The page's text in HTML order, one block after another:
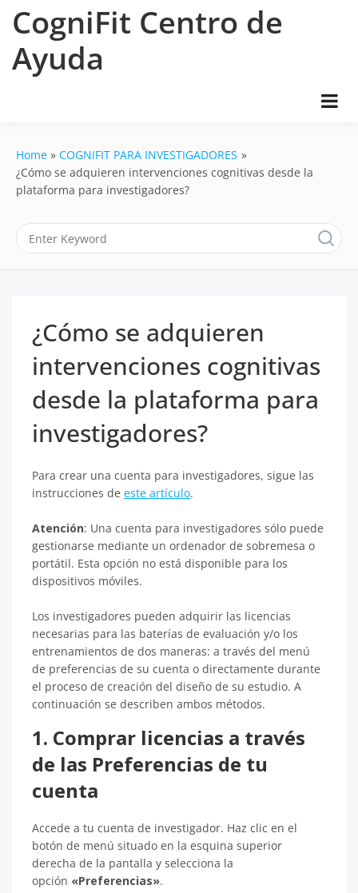
CogniFit Centro de
Ayuda
Home
COGNIFIT PARA INVESTIGADORES
¿Cómo se adquieren intervenciones cognitivas desde la
plataforma para investigadores?
¿Cómo se adquieren
intervenciones cognitivas
desde la plataforma para
investigadores?
Para crear una cuenta para investigadores, sigue las
instrucciones de este artículo.
Atención: Una cuenta para investigadores sólo puede
gestionarse mediante un ordenador de sobremesa o
portátil. Esta opción no está disponible para los
dispositivos móviles.
Los investigadores pueden adquirir las licencias
necesarias para las baterías de evaluación y/o los
entrenamientos de dos maneras: a través del menú
de preferencias de su cuenta o directamente durante
el proceso de creación del diseño de su estudio. A
continuación se describen ambos métodos.
1. Comprar licencias a través
de las Preferencias de tu
cuenta
Accede a tu cuenta de investigador. Haz clic en el
botón de menú situado en la esquina superior
derecha de la pantalla y selecciona la
opción «Preferencias».